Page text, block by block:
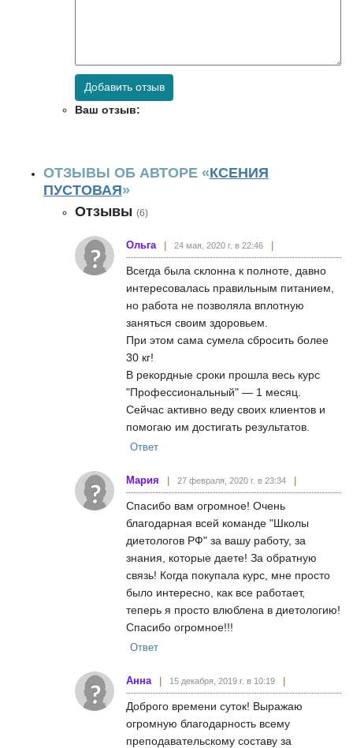
Добавить отзыв
Ваш отзыв:
ОТЗЫВЫ ОБ АВТОРЕ «КСЕНИЯ
ПУСТОВАЯ»
Отзывы (6)
Ольга 24 мая, 2020 г. в 22:46
Всегда была склонна к полноте, давно
интересовалась правильным питанием,
но работа не позволяла вплотную
заняться своим здоровьем.
При этом сама сумела сбросить более
30 кг!
В рекордные сроки прошла весь курс
"Профессиональный" — 1 месяц.
Сейчас активно веду своих клиентов и
помогаю им достигать результатов.
Ответ
Мария 27 февраля, 2020 г. в 23:34
Спасибо вам огромное! Очень
благодарная всей команде "Школы
диетологов РФ" за вашу работу, за
знания, которые даете! За обратную
связь! Когда покупала курс, мне просто
было интересно, как все работает,
теперь я просто влюблена в диетологию!
Спасибо огромное!!!
Ответ
Анна 15 декабря, 2019 г. в 10:19
Доброго времени суток! Выражаю
огромную благодарность всему
преподавательскому составу за